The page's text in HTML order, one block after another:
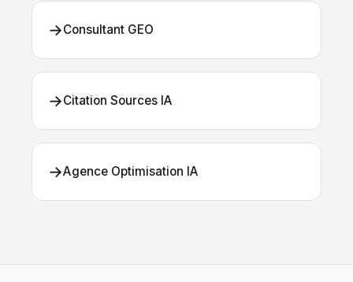
→Consultant GEO
→Citation Sources IA
→Agence Optimisation IA